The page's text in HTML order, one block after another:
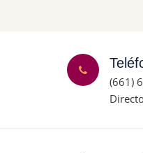
(661)